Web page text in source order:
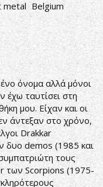
metal Belgium
όνομα αλλά μόνοι
έχω ταυτίσει στη
μου. Είχαν και οι
άντεξαν στο χρόνο,
Drakkar
δυο demos (1985 και
τους
των Scorpions (1975-